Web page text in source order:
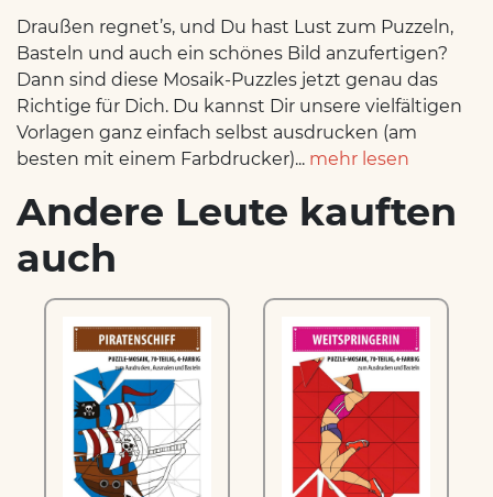
Draußen regnet’s, und Du hast Lust zum Puzzeln,
Basteln und auch ein schönes Bild anzufertigen?
Dann sind diese Mosaik-Puzzles jetzt genau das
Richtige für Dich. Du kannst Dir unsere vielfältigen
Vorlagen ganz einfach selbst ausdrucken (am
besten mit einem Farbdrucker)... mehr lesen
Andere Leute kauften
auch